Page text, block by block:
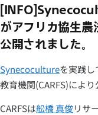
へ
ス
ッ
プ
がアフリカ協生農
公開されました。
Synecocultureを実践
教育機関(CARFS)により
CARFSは舩橋 真俊リサ